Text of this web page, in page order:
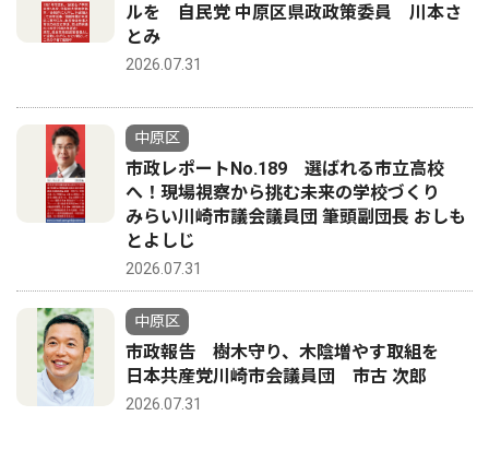
ルを 自民党 中原区県政政策委員 川本さ
とみ
2026.07.31
中原区
市政レポートNo.189 選ばれる市立高校
へ！現場視察から挑む未来の学校づくり
みらい川崎市議会議員団 筆頭副団長 おしも
とよしじ
2026.07.31
中原区
市政報告 樹木守り、木陰増やす取組を
日本共産党川崎市会議員団 市古 次郎
2026.07.31